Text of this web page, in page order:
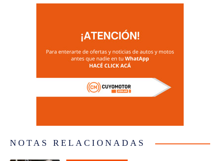
NOTAS RELACIONADAS